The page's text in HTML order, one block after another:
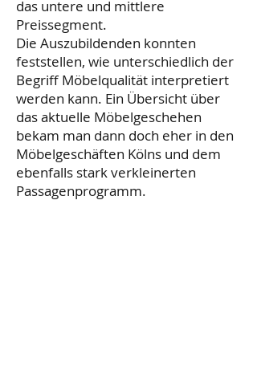
das untere und mittlere
Preissegment.
Die Auszubildenden konnten
feststellen, wie unterschiedlich der
Begriff Möbelqualität interpretiert
werden kann. Ein Übersicht über
das aktuelle Möbelgeschehen
bekam man dann doch eher in den
Möbelgeschäften Kölns und dem
ebenfalls stark verkleinerten
Passagenprogramm.